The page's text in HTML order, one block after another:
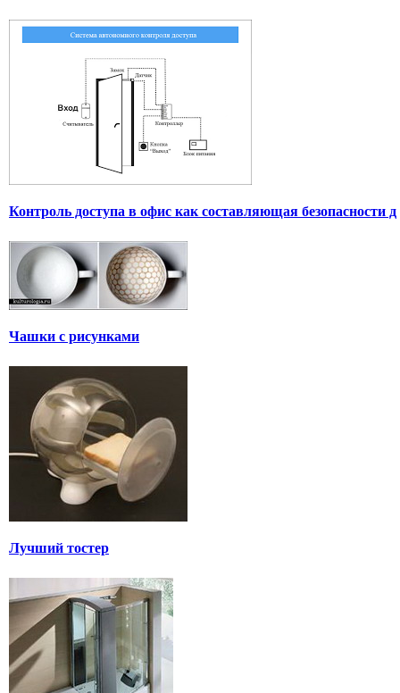
Контроль доступа в офис как составляющая безопасности д
Чашки с рисунками
Лучший тостер